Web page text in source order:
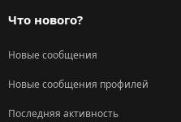
Что нового?
Новые сообщения
Новые сообщения профилей
Последняя активность